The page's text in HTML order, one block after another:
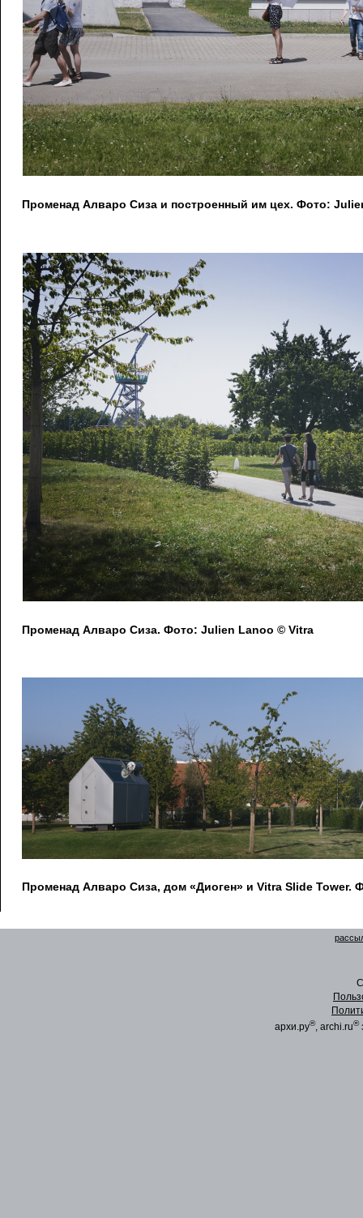
Променад Алваро Сиза и построенный им цех. Фото:
Променад Алваро Сиза. Фото: Julien Lanoo © Vitra
Променад Алваро Сиза, дом «Диоген» и Vitra Slide Tower.
архи.ру®, archi.ru®